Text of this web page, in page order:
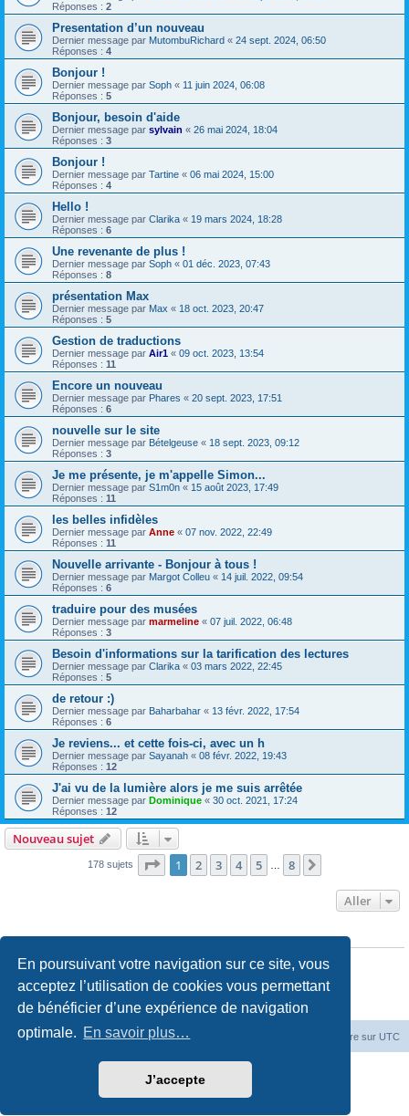
En poursuivant votre navigation sur ce site, vous
acceptez l’utilisation de cookies vous permettant
de bénéficier d’une expérience de navigation
optimale. En savoir plus…
J’accepte
Réponses : 2
Presentation d’un nouveau
Dernier message par MutombuRichard « 24 sept. 2024, 06:50
Réponses : 4
Bonjour !
Dernier message par Soph « 11 juin 2024, 06:08
Réponses : 5
Bonjour, besoin d'aide
Dernier message par sylvain « 26 mai 2024, 18:04
Réponses : 3
Bonjour !
Dernier message par Tartine « 06 mai 2024, 15:00
Réponses : 4
Hello !
Dernier message par Clarika « 19 mars 2024, 18:28
Réponses : 6
Une revenante de plus !
Dernier message par Soph « 01 déc. 2023, 07:43
Réponses : 8
présentation Max
Dernier message par Max « 18 oct. 2023, 20:47
Réponses : 5
Gestion de traductions
Dernier message par Air1 « 09 oct. 2023, 13:54
Réponses : 11
Encore un nouveau
Dernier message par Phares « 20 sept. 2023, 17:51
Réponses : 6
nouvelle sur le site
Dernier message par Bételgeuse « 18 sept. 2023, 09:12
Réponses : 3
Je me présente, je m'appelle Simon...
Dernier message par S1m0n « 15 août 2023, 17:49
Réponses : 11
les belles infidèles
Dernier message par Anne « 07 nov. 2022, 22:49
Réponses : 11
Nouvelle arrivante - Bonjour à tous !
Dernier message par Margot Colleu « 14 juil. 2022, 09:54
Réponses : 6
traduire pour des musées
Dernier message par marmeline « 07 juil. 2022, 06:48
Réponses : 3
Besoin d'informations sur la tarification des lectures
Dernier message par Clarika « 03 mars 2022, 22:45
Réponses : 5
de retour :)
Dernier message par Baharbahar « 13 févr. 2022, 17:54
Réponses : 6
Je reviens... et cette fois-ci, avec un h
Dernier message par Sayanah « 08 févr. 2022, 19:43
Réponses : 12
J'ai vu de la lumière alors je me suis arrêtée
Dernier message par Dominique « 30 oct. 2021, 17:24
Réponses : 12
Nouveau sujet
178 sujets Page 1sur8
1 2 3 4 5 8
Aller
PERMISSIONS DU FORUM
Vous
ne pouvez pas
publier de nouveaux sujets dans ce forum
Vousne pouvez pasrépondre aux sujets dans ce forum
Vousne pouvez pasmodifier vos messages dans ce forum
ne pouvez pas
supprimer vos messages dans ce forum
Vousne pouvez pastransférer de pièces jointes dans ce forum
Accueil du forum Fuseau horaire sur UTC
Traduction française officielle